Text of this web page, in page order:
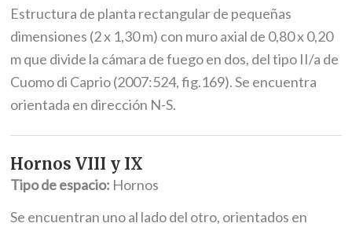
Estructura de planta rectangular de pequeñas
dimensiones (2 x 1,30 m) con muro axial de 0,80 x 0,20
m que divide la cámara de fuego en dos, del tipo II/a de
Cuomo di Caprio (2007:524, fig.169). Se encuentra
orientada en dirección N-S.
Hornos VIII y IX
Tipo de espacio: Hornos
Se encuentran uno al lado del otro, orientados en